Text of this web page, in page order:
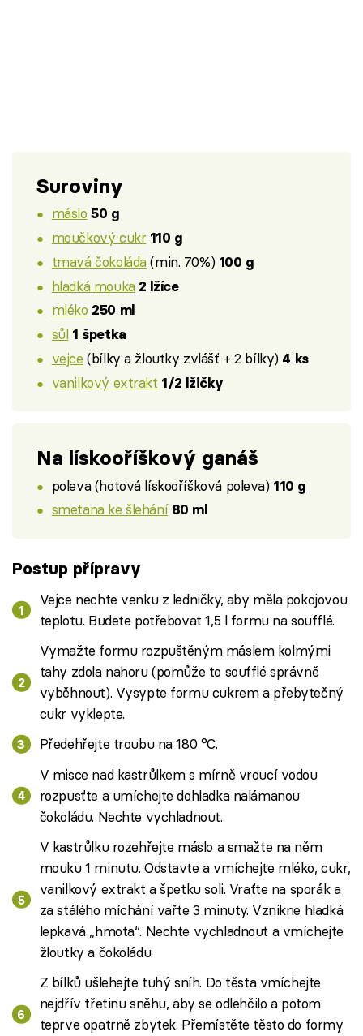
Suroviny
máslo 50 g
moučkový cukr 110 g
tmavá čokoláda(min. 70%) 100 g
hladká mouka 2 lžíce
mléko 250 ml
sůl 1 špetka
vejce (bílky a žloutky zvlášť + 2 bílky) 4 ks
vanilkový extrakt 1/2 lžičky
Na lískooříškový ganáš
poleva (hotová lískooříšková poleva) 110 g
smetana ke šlehání 80 ml
Postup přípravy
Vejce nechte venku z ledničky, aby měla pokojovou
teplotu. Budete potřebovat 1,5 l formu na soufflé.
Vymažte formu rozpuštěným máslem kolmými
tahy zdola nahoru (pomůže to soufflé správně
vyběhnout). Vysypte formu cukrem a přebytečný
cukr vyklepte.
Předehřejte troubu na 180 °C.
V misce nad kastrůlkem s mírně vroucí vodou
rozpusťte a umíchejte dohladka nalámanou
čokoládu. Nechte vychladnout.
V kastrůlku rozehřejte máslo a smažte na něm
mouku 1 minutu. Odstavte a vmíchejte mléko, cukr,
vanilkový extrakt a špetku soli. Vraťte na sporák a
za stálého míchání vařte 3 minuty. Vznikne hladká
lepkavá „hmota“. Nechte vychladnout a vmíchejte
žloutky a čokoládu.
Z bílků ušlehejte tuhý sníh. Do těsta vmíchejte
nejdřív třetinu sněhu, aby se odlehčilo a potom
teprve opatrně zbytek. Přemístěte těsto do formy